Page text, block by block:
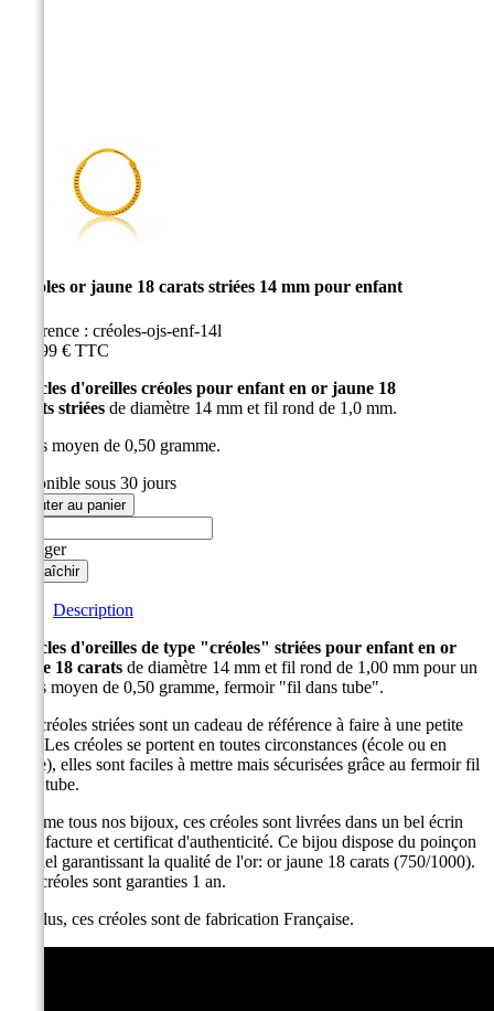
Créoles or jaune 18 carats striées 14 mm pour enfant
Référence : créoles-ojs-enf-14l
169,99 € TTC
Boucles d'oreilles créoles pour enfant en or jaune 18
carats striées de diamètre 14 mm et fil rond de 1,0 mm.
Poids moyen de 0,50 gramme.
disponible sous 30 jours
Ajouter au panier
Partager
Description
Boucles d'oreilles de type "créoles" striées pour enfant en or
jaune 18 carats de diamètre 14 mm et fil rond de 1,00 mm pour un
poids moyen de 0,50 gramme, fermoir "fil dans tube".
Les créoles striées sont un cadeau de référence à faire à une petite
fille. Les créoles se portent en toutes circonstances (école ou en
sortie), elles sont faciles à mettre mais sécurisées grâce au fermoir fil
dans tube.
Comme tous nos bijoux, ces créoles sont livrées dans un bel écrin
avec facture et certificat d'authenticité. Ce bijou dispose du poinçon
officiel garantissant la qualité de l'or: or jaune 18 carats (750/1000).
Ces créoles sont garanties 1 an.
De plus, ces créoles sont de fabrication Française.